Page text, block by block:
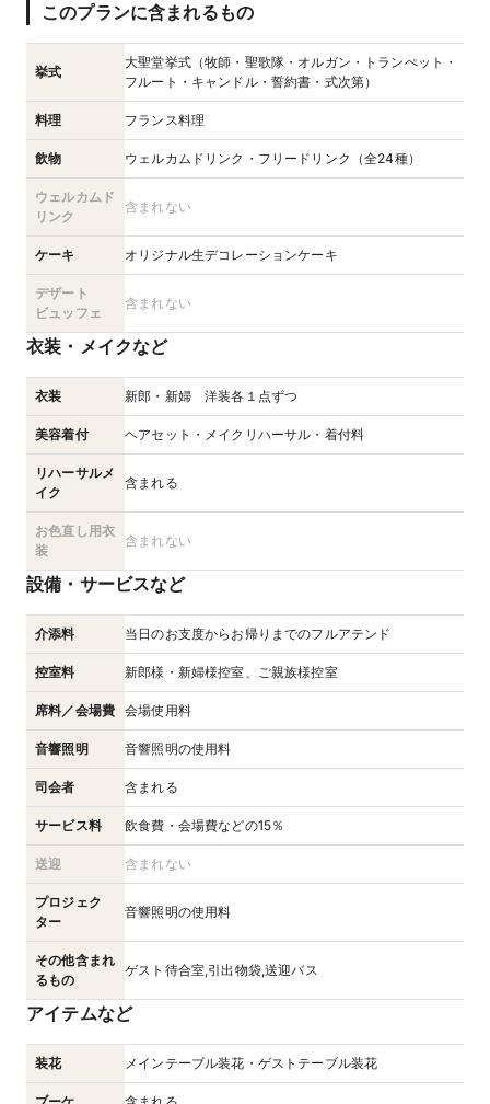
このプランに含まれるもの
挙式
大聖堂挙式（牧師・聖歌隊・オルガン・トランぺット・
フルート・キャンドル・誓約書・式次第）
料理 フランス料理
飲物 ウェルカムドリンク・フリードリンク（全24種）
ウェルカムド
リンク
含まれない
ケーキ オリジナル生デコレーションケーキ
デザート
ビュッフェ
含まれない
衣装・メイクなど
衣装 新郎・新婦 洋装各１点ずつ
美容着付 ヘアセット・メイクリハーサル・着付料
リハーサルメ
イク
含まれる
お色直し用衣
装
含まれない
設備・サービスなど
介添料 当日のお支度からお帰りまでのフルアテンド
控室料 新郎様・新婦様控室、ご親族様控室
席料／会場費 会場使用料
音響照明 音響照明の使用料
司会者 含まれる
サービス料 飲食費・会場費などの15％
送迎 含まれない
プロジェク
ター
音響照明の使用料
その他含まれ
るもの
ゲスト待合室,引出物袋,送迎バス
アイテムなど
装花 メインテーブル装花・ゲストテーブル装花